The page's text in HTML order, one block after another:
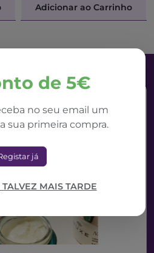
de 5€
no seu email um
sua primeira compra.
já
MAIS TARDE
Adicionar ao Carrinho